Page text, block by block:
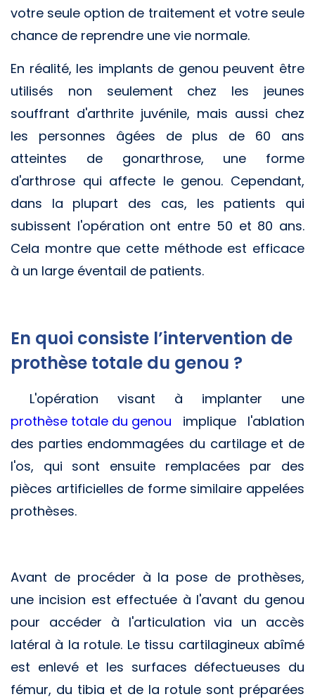
votre seule option de traitement et votre seule
chance de reprendre une vie normale.
En réalité, les implants de genou peuvent être
utilisés non seulement chez les jeunes
souffrant d'arthrite juvénile, mais aussi chez
les personnes âgées de plus de 60 ans
atteintes de gonarthrose, une forme
d'arthrose qui affecte le genou. Cependant,
dans la plupart des cas, les patients qui
subissent l'opération ont entre 50 et 80 ans.
Cela montre que cette méthode est efficace
à un large éventail de patients.
En quoi consiste l’intervention de
prothèse totale du genou ?
L'opération visant à implanter une
prothèse totale du genou implique l'ablation
des parties endommagées du cartilage et de
l'os, qui sont ensuite remplacées par des
pièces artificielles de forme similaire appelées
prothèses.
Avant de procéder à la pose de prothèses,
une incision est effectuée à l'avant du genou
pour accéder à l'articulation via un accès
latéral à la rotule. Le tissu cartilagineux abîmé
est enlevé et les surfaces défectueuses du
fémur, du tibia et de la rotule sont préparées